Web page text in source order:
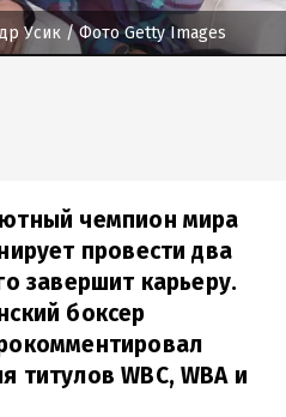
Усик / Фото Getty Images
чемпион мира
провести два
завершит карьеру.
боксер
титулов WBC, WBA и